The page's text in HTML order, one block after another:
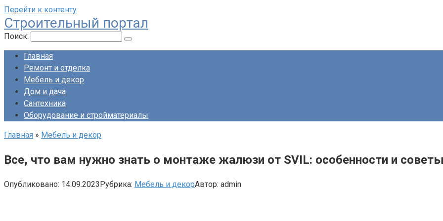
Перейти к контенту
Строительный портал
Поиск:
Главная
Ремонт и отделка
Мебель и декор
Дом и дача
Сантехника
Оборудование и стройматериалы
Главная » Мебель и декор
Все, что вам нужно знать о монтаже жалюзи от SVIL: особенности и
Опубликовано: 14.09.2023Рубрика: Мебель и декорАвтор: admin